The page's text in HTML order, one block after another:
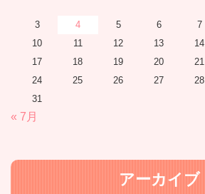
3
4 5 6 7
10
11 12 13 14
17
18 19 20 21
24
25 26 27 28
31
« 7月
アーカイブ